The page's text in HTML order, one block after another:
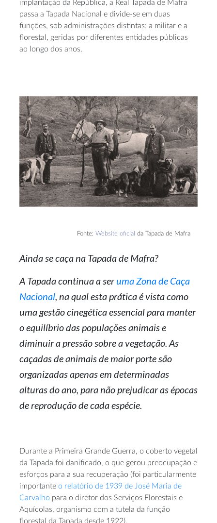
implantação da República, a Real Tapada de Mafra
passa a Tapada Nacional e divide-se em duas
funções, sob administrações distintas: a militar e a
florestal, geridas por diferentes entidades públicas
ao longo dos anos.
Fonte: Website oficial da Tapada de Mafra
Ainda se caça na Tapada de Mafra?
A Tapada continua a seruma Zona de Caça
Nacional, na qual esta prática é vista como
uma gestão cinegética essencial para manter
o equilíbrio das populações animais e
diminuir a pressão sobre a vegetação. As
caçadas de animais de maior porte são
organizadas apenas em determinadas
alturas do ano, para não prejudicar as épocas
de reprodução de cada espécie.
Durante a Primeira Grande Guerra, o coberto vegetal
da Tapada foi danificado, o que gerou preocupação e
esforços para a sua recuperação (foi particularmente
importante o relatório de 1939 de José Maria de
Carvalho para o diretor dos Serviços Florestais e
Aquícolas, organismo com a tutela da função
florestal da Tapada desde 1922).